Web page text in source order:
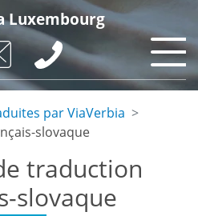
Luxembourg
par ViaVerbia
slovaque
traduction
slovaque